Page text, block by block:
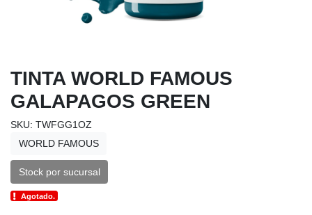
TINTA WORLD FAMOUS
GALAPAGOS GREEN
SKU: TWFGG1OZ
WORLD FAMOUS
Stock por sucursal
Agotado.